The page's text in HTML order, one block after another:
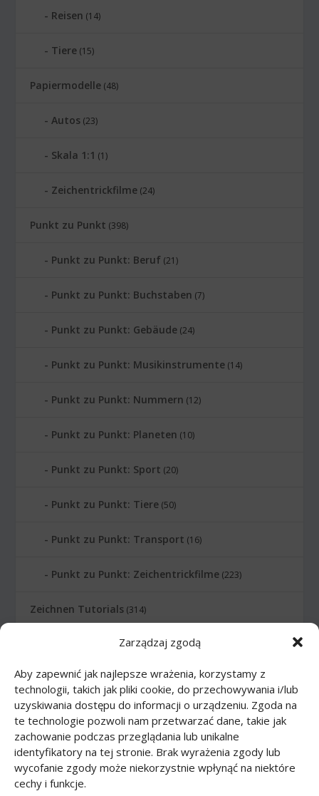
Zarządzaj zgodą
Aby zapewnić jak najlepsze wrażenia, korzystamy z
technologii, takich jak pliki cookie, do przechowywania i/lub
uzyskiwania dostępu do informacji o urządzeniu. Zgoda na
te technologie pozwoli nam przetwarzać dane, takie jak
zachowanie podczas przeglądania lub unikalne
identyfikatory na tej stronie. Brak wyrażenia zgody lub
wycofanie zgody może niekorzystnie wpłynąć na niektóre
cechy i funkcje.
Reisen (14)
Tiere (15)
Papiermodelle (48)
Autos (23)
Skala 1:1 (1)
Zeichentrickfilme (24)
Punkt zu Punkt (398)
Punkt zu Punkt: Beruf (21)
Punkt zu Punkt: Buchstaben (7)
Punkt zu Punkt: Gebäude (24)
Punkt zu Punkt: Musikinstrumente (14)
Punkt zu Punkt: Nummern (12)
Punkt zu Punkt: Planeten (10)
Punkt zu Punkt: Sport (20)
Punkt zu Punkt: Tiere (50)
Punkt zu Punkt: Transport (16)
Punkt zu Punkt: Zeichentrickfilme (223)
Zeichnen Tutorials (314)
Zeichnen Tutorials: Comics(46)
Zeichnen Tutorials: Körper(27)
Zeichnen Tutorials: Lebensmittel (10)
Zeichnen Tutorials: Tiere(83)
Zeichnen Tutorials: Transport